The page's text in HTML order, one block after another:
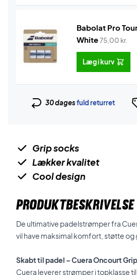
Babolat Pro
White75,00 kr.
Læg i kurv
30 dagesfuld returret
Grip socks
Lækker kvalitet
Cool design
PRODUKTBESKRIVELSE
De ultimative padelstrømper fra
vil have maksimal komfort, støtte og
Skabt til padel – Cuera Oncourt
Cuera leverer strømper i topklasse